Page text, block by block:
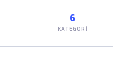
6
KATEGORI